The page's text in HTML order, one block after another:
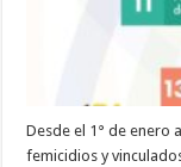
Desde el 1° de enero
femicidios y